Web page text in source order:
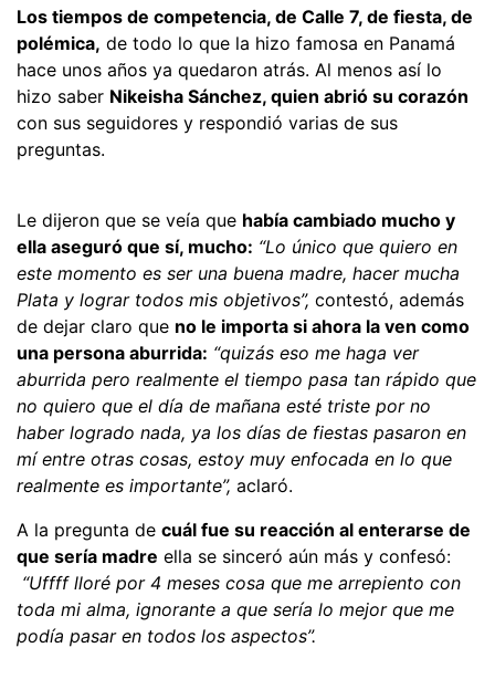
Los tiempos de competencia, de Calle 7, de fiesta, de
polémica, de todo lo que la hizo famosa en Panamá
hace unos años ya quedaron atrás. Al menos así lo
hizo saber Nikeisha Sánchez, quien abrió su corazón
con sus seguidores y respondió varias de sus
preguntas.
Le dijeron que se veía que había cambiado mucho y
ella aseguró que sí, mucho: “Lo único que quiero en
este momento es ser una buena madre, hacer mucha
Plata y lograr todos mis objetivos”, contestó, además
de dejar claro que no le importa si ahora la ven como
una persona aburrida: “quizás eso me haga ver
aburrida pero realmente el tiempo pasa tan rápido que
no quiero que el día de mañana esté triste por no
haber logrado nada, ya los días de fiestas pasaron en
mí entre otras cosas, estoy muy enfocada en lo que
realmente es importante”, aclaró.
A la pregunta de cuál fue su reacción al enterarse de
que sería madre ella se sinceró aún más y confesó:
“Uffff lloré por 4 meses cosa que me arrepiento con
toda mi alma, ignorante a que sería lo mejor que me
podía pasar en todos los aspectos”.